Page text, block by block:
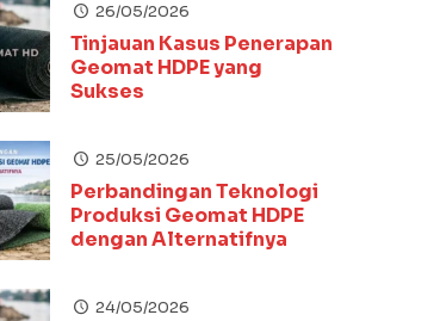
26/05/2026
Tinjauan Kasus Penerapan
Geomat HDPE yang
Sukses
25/05/2026
Perbandingan Teknologi
Produksi Geomat HDPE
dengan Alternatifnya
24/05/2026